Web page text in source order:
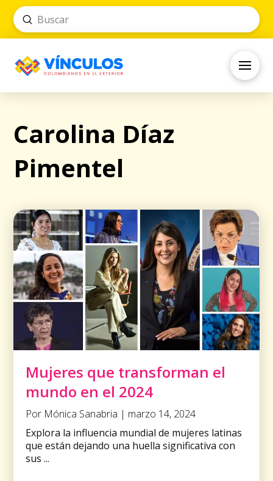
Search
Submit
Carolina Díaz
Pimentel
Mujeres que transforman el
mundo en el 2024
Por Mónica Sanabria | marzo 14, 2024
Explora la influencia mundial de mujeres latinas
que están dejando una huella significativa con
sus ...